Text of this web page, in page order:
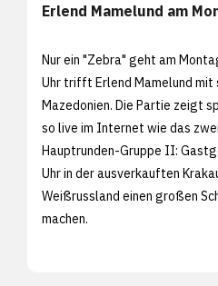
Erlend Mamelund am
Nur ein "Zebra" geht am
Uhr trifft Erlend Mamelund mit
Mazedonien. Die Partie zeigt
so live im Internet wie das
Hauptrunden-Gruppe II:
Uhr in der ausverkauften
Weißrussland einen großen
machen.